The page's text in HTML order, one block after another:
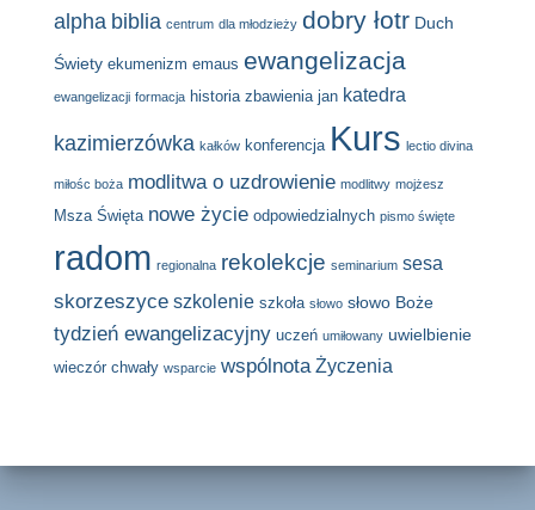
alpha biblia centrum dla młodzieży dobry łotr Duch
Świety ekumenizm emaus ewangelizacja
ewangelizacji formacja historia zbawienia jan katedra
kazimierzówka kałków konferencja Kurs lectio divina
miłośc boża modlitwa o uzdrowienie modlitwy mojżesz
Msza Święta nowe życie odpowiedzialnych pismo święte
radom regionalna rekolekcje seminarium sesa
skorzeszyce szkolenie szkoła słowo słowo Boże
tydzień ewangelizacyjny uczeń umiłowany uwielbienie
wieczór chwały wsparcie wspólnota Życzenia